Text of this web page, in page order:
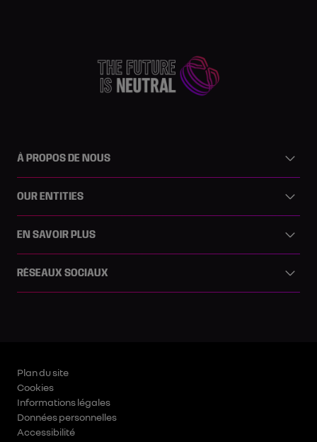
À PROPOS DE NOUS
OUR ENTITIES
EN SAVOIR PLUS
RÉSEAUX SOCIAUX
Plan du site
Cookies
Informations légales
Données personnelles
Accessibilité